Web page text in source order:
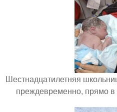
Шестнадцатилетняя
преждевременно, прямо